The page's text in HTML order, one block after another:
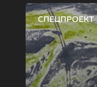
СПЕЦПРОЕКТ